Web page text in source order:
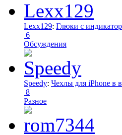
Lexx129: Глюки с
6
Обсуждения
Speedy: Чехлы для iPhone в
8
Разное